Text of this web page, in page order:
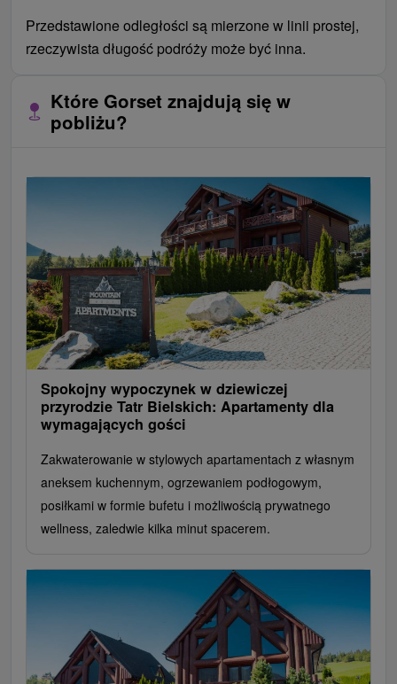
Przedstawione odległości są mierzone w linii prostej,
rzeczywista długość podróży może być inna.
Które Gorset znajdują się w
pobliżu?
Spokojny wypoczynek w dziewiczej
przyrodzie Tatr Bielskich: Apartamenty dla
wymagających gości
Zakwaterowanie w stylowych apartamentach z własnym
aneksem kuchennym, ogrzewaniem podłogowym,
posiłkami w formie bufetu i możliwością prywatnego
wellness, zaledwie kilka minut spacerem.